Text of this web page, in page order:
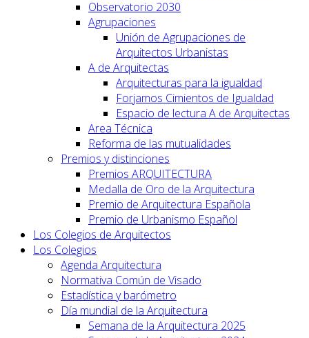
Observatorio 2030
Agrupaciones
Unión de Agrupaciones de
Arquitectos Urbanistas
A de Arquitectas
Arquitecturas para la igualdad
Forjamos Cimientos de Igualdad
Espacio de lectura A de Arquitectas
Area Técnica
Reforma de las mutualidades
Premios y distinciones
Premios ARQUITECTURA
Medalla de Oro de la Arquitectura
Premio de Arquitectura Española
Premio de Urbanismo Español
Los Colegios de Arquitectos
Los Colegios
Agenda Arquitectura
Normativa Común de Visado
Estadística y barómetro
Día mundial de la Arquitectura
Semana de la Arquitectura 2025